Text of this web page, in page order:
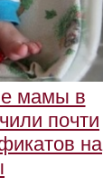
мамы в
почти
на